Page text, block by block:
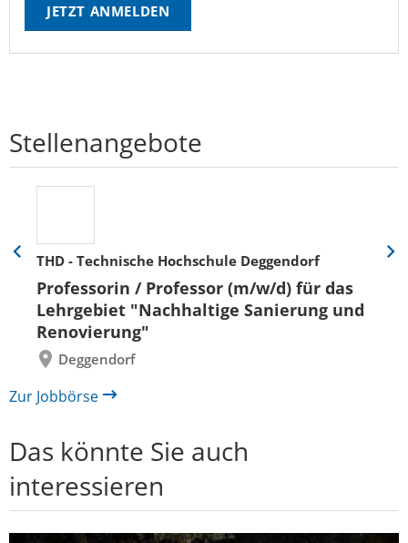
JETZT ANMELDEN
Stellenangebote
THD - Technische Hochschule Deggendorf
Professorin / Professor (m/w/d) für das
Lehrgebiet "Nachhaltige Sanierung und
Renovierung"
Deggendorf
Eine
zurück
Eine
Zur Jobbörse
Das könnte Sie auch
interessieren